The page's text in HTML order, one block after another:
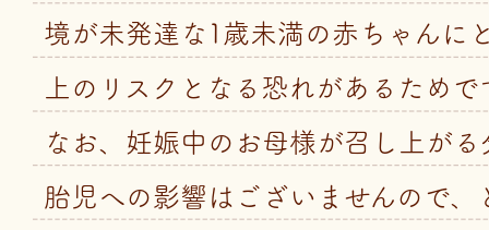
境が未発達な1歳未満の赤ちゃんに
上のリスクとなる恐れがあるためで
なお、妊娠中のお母様が召し上が
胎児への影響はございませんので、